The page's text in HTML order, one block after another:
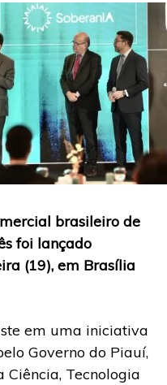
brasileiro de
foi lançado
(19), em Brasília
em uma iniciativa
Governo do Piauí,
Tecnologia